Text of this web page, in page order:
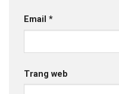
Email *
Trang web